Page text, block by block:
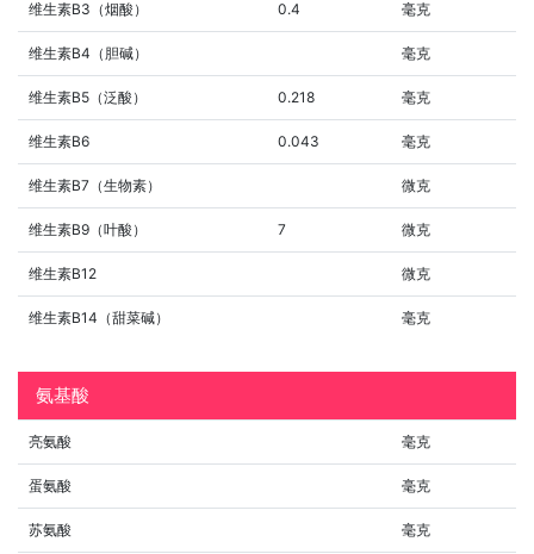
维生素B3（烟酸） 0.4 毫克
维生素B4（胆碱） 毫克
维生素B5（泛酸） 0.218 毫克
维生素B6 0.043 毫克
维生素B7（生物素） 微克
维生素B9（叶酸） 7 微克
维生素B12 微克
维生素B14（甜菜碱） 毫克
氨基酸
亮氨酸 毫克
蛋氨酸 毫克
苏氨酸 毫克